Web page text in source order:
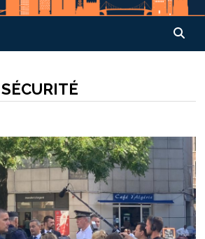
SÉCURITÉ